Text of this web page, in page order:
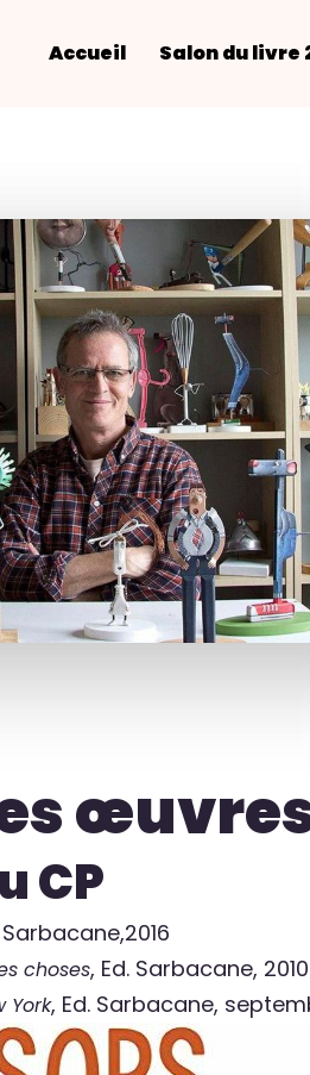
Accueil Salon du livre
CP
choses, Ed. Sarbacane, 2010
York, Ed. Sarbacane,